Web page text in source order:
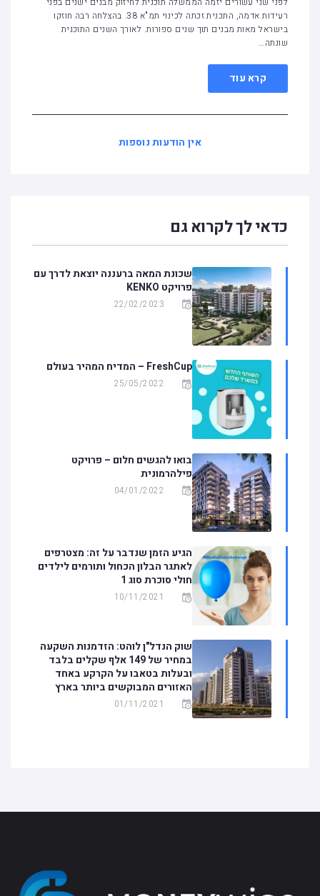
רעידות אדמה, התכנית זכתה לכינוי תמ"א 38. בהצלחה רבה חוזקו
בישראל מאות מבנים תוך שנים ספורות. לאורך השנים התוכנית
שונתה…
קרא עוד
אין הודעות נוספות
כדאי לך לקרוא גם
שכונת המאה ברעננה יוצאת לדרך עם
פרויקט KENKO
22/02/2023
FreshCup – המדיח המהיר בעולם
25/05/2022
בואו להגשים חלום – פרויקט
פילהרמונית
04/01/2022
הגיע הזמן שנדבר על זה: מצטרפים
לאתגר הבלון הכחול ותורמים לילדים
חולי סוכרת סוג 1
10/11/2021
שוק הנדל"ן לוהט: הזדמנות השקעה
במחיר של 149 אלף שקלים בלבד
ובעלות בטאבו על הקרקע באחד
האזורים המבוקשים ביותר בארץ
01/11/2021